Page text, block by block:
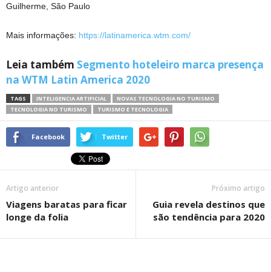
Guilherme, São Paulo
Mais informações: https://latinamerica.wtm.com/
Leia também Segmento hoteleiro marca presença
na WTM Latin America 2020
TAGS INTELIGENCIA ARTIFICIAL
NOVAS TECNOLOGIA NO TURISMO
TECNOLOGIA NO TURISMO
TURISMO E TECNOLOGIA
Facebook Twitter
Artigo anterior
Viagens baratas para ficar
longe da folia
Próximo artigo
Guia revela destinos que
são tendência para 2020